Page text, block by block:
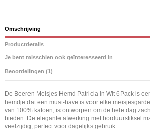
Omschrijving
Productdetails
Je bent misschien ook geïnteresseerd in
Beoordelingen (1)
De Beeren Meisjes Hemd Patricia in Wit 6Pack is
hemdje dat een must-have is voor elke
van 100% katoen, is ontworpen om de hele dag
bieden. De elegante afwerking met borduurstiksel
veelzijdig, perfect voor dagelijks gebruik.